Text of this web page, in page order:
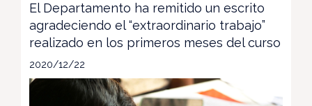
El Departamento ha remitido un escrito
agradeciendo el “extraordinario trabajo”
realizado en los primeros meses del curso
2020/12/22